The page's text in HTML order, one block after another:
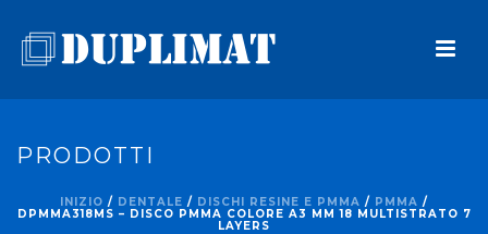
PRODOTTI
INIZIO / DENTALE / DISCHI RESINE E PMMA / PMMA /
DPMMA318MS – DISCO PMMA COLORE A3 MM 18 MULTISTRATO 7
LAYERS